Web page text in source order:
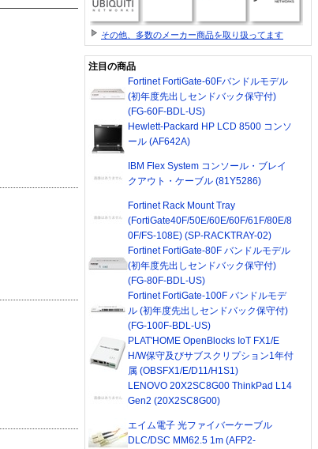
その他、多数のメーカー商品を取り扱ってます
注目の商品
Fortinet FortiGate-60Fバンドルモデル
(初年度先出しセンドバック保守付)
(FG-60F-BDL-US)
Hewlett-Packard HP LCD 8500 コンソ
ール (AF642A)
IBM Flex System コンソール・ブレイ
クアウト・ケーブル (81Y5286)
Fortinet Rack Mount Tray
(FortiGate40F/50E/60E/60F/61F/80E/8
0F/FS-108E) (SP-RACKTRAY-02)
Fortinet FortiGate-80F バンドルモデル
(初年度先出しセンドバック保守付)
(FG-80F-BDL-US)
Fortinet FortiGate-100F バンドルモデ
ル (初年度先出しセンドバック保守付)
(FG-100F-BDL-US)
PLAT'HOME OpenBlocks IoT FX1/E
H/W保守及びサブスクリプション1年付
属 (OBSFX1/E/D11/H1S1)
LENOVO 20X2SC8G00 ThinkPad L14
Gen2 (20X2SC8G00)
エイム電子 光ファイバーケーブル
DLC/DSC MM62.5 1m (AFP2-